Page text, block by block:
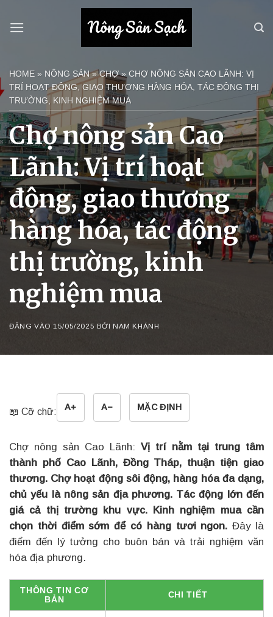
qua
HOME » NÔNG SẢN»CHỢ» CHỢ NÔNG SẢN CAO LÃNH: VỊ
TRÍ HOẠT ĐỘNG, GIAO THƯƠNG HÀNG HÓA, TÁC ĐỘNG THỊ
TRƯỜNG, KINH NGHIỆM MUA
Chợ nông sản Cao
Lãnh: Vị trí hoạt
động, giao thương
hàng hóa, tác động
thị trường, kinh
nghiệm mua
ĐĂNG VÀO 15/05/2025 BỞINAM KHÁNH
📖 Cỡ chữ: A+ A− MẶC ĐỊNH
Chợ nông sản Cao Lãnh: Vị trí nằm tại trung tâm
thành phố Cao Lãnh, Đồng Tháp, thuận tiện giao
thương. Chợ hoạt động sôi động, hàng hóa đa dạng,
chủ yếu là nông sản địa phương. Tác động lớn đến
giá cả thị trường khu vực. Kinh nghiệm mua cần
chọn thời điểm sớm để có hàng tươi ngon. Đây là
điểm đến lý tưởng cho buôn bán và trải nghiệm văn
hóa địa phương.
THÔNG TIN CƠ
BẢN
CHI TIẾT